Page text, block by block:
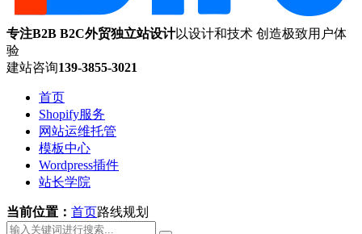
专注B2B B2C外贸独立站设计以设计和技术 创造极致用户体
验
建站咨询139-3855-3021
首页
Shopify服务
网站运维托管
模板中心
Wordpress插件
站长学院
当前位置： 首页路线规划